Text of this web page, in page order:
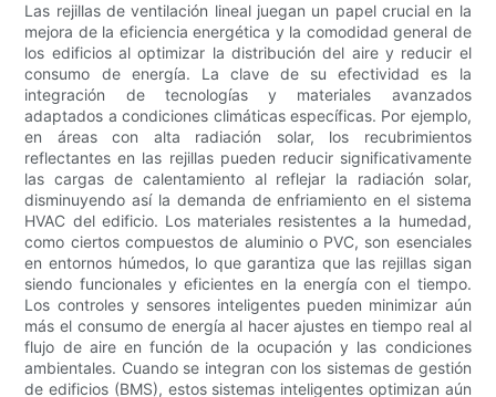
Las rejillas de ventilación lineal juegan un papel crucial en la
mejora de la eficiencia energética y la comodidad general de
los edificios al optimizar la distribución del aire y reducir el
consumo de energía. La clave de su efectividad es la
integración de tecnologías y materiales avanzados
adaptados a condiciones climáticas específicas. Por ejemplo,
en áreas con alta radiación solar, los recubrimientos
reflectantes en las rejillas pueden reducir significativamente
las cargas de calentamiento al reflejar la radiación solar,
disminuyendo así la demanda de enfriamiento en el sistema
HVAC del edificio. Los materiales resistentes a la humedad,
como ciertos compuestos de aluminio o PVC, son esenciales
en entornos húmedos, lo que garantiza que las rejillas sigan
siendo funcionales y eficientes en la energía con el tiempo.
Los controles y sensores inteligentes pueden minimizar aún
más el consumo de energía al hacer ajustes en tiempo real al
flujo de aire en función de la ocupación y las condiciones
ambientales. Cuando se integran con los sistemas de gestión
de edificios (BMS), estos sistemas inteligentes optimizan aún